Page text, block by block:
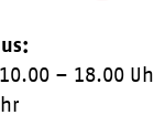
– 18.00